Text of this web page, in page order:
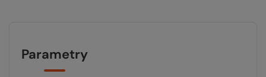
Parametry